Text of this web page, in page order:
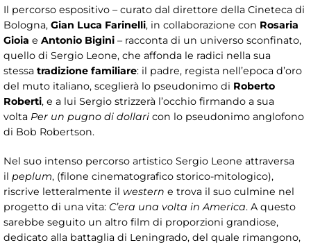
Il percorso espositivo – curato dal direttore della Cineteca di
Bologna, Gian Luca Farinelli, in collaborazione con Rosaria
Gioia e Antonio Bigini – racconta di un universo sconfinato,
quello di Sergio Leone, che affonda le radici nella sua
stessa tradizione familiare: il padre, regista nell’epoca d’oro
del muto italiano, sceglierà lo pseudonimo di Roberto
Roberti, e a lui Sergio strizzerà l’occhio firmando a sua
volta Per un pugno di dollari con lo pseudonimo anglofono
di Bob Robertson.
Nel suo intenso percorso artistico Sergio Leone attraversa
il peplum, (filone cinematografico storico-mitologico),
riscrive letteralmente il western e trova il suo culmine nel
progetto di una vita: C’era una volta in America. A questo
sarebbe seguito un altro film di proporzioni grandiose,
dedicato alla battaglia di Leningrado, del quale rimangono,